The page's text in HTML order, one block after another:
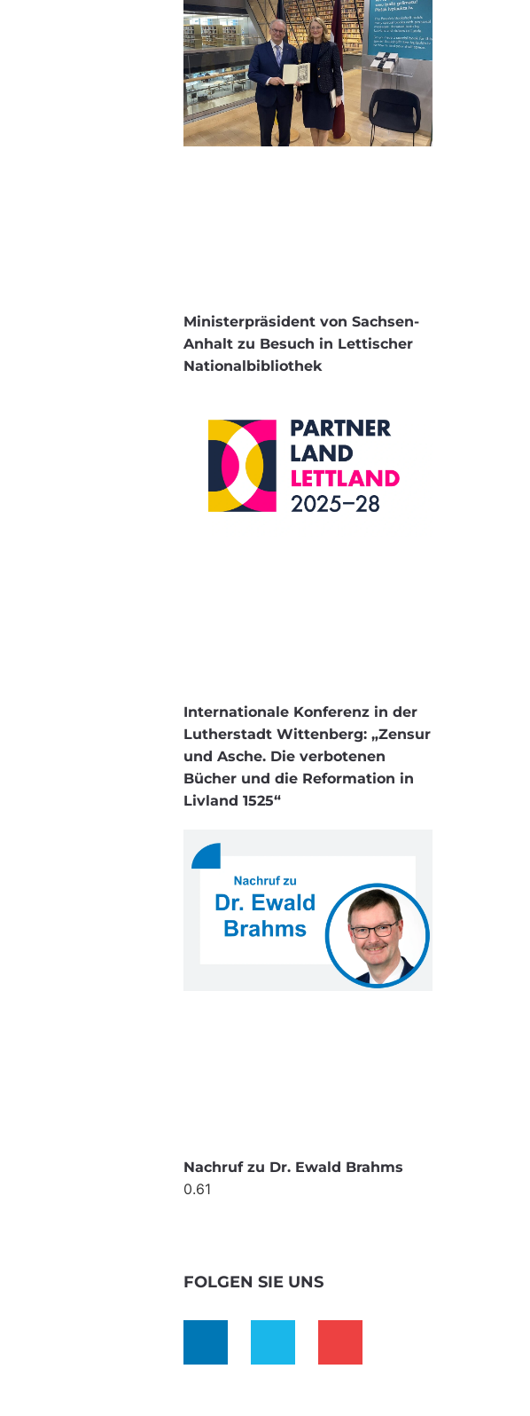
Ministerpräsident von Sachsen-
Anhalt zu Besuch in Lettischer
Nationalbibliothek
Internationale Konferenz in der
Lutherstadt Wittenberg: „Zensur
und Asche. Die verbotenen
Bücher und die Reformation in
Livland 1525“
Nachruf zu Dr. Ewald Brahms
FOLGEN SIE UNS